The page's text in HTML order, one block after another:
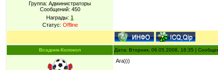
Группа: Администраторы
Сообщений: 450
Награды: 1
Статус: Offline
Всадник-Колокол Дата: Вторник, 06.05.2008, 16:35 |
Ага)))